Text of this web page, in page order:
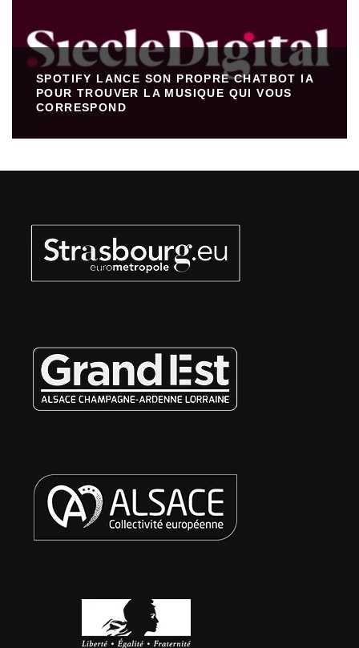
SPOTIFY LANCE SON PROPRE CHATBOT IA
POUR TROUVER LA MUSIQUE QUI VOUS
CORRESPOND